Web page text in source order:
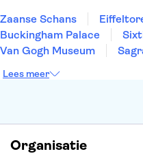
Zaanse Schans
Buckingham Palace
Van Gogh Museum
Keukenhof
Lees meer
Organisatie